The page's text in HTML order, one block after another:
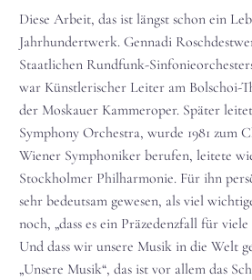
Diese Arbeit, das ist längst schon ein
Jahrhundertwerk. Gennadi
Staatlichen Rundfunk-
war Künstlerischer Leiter am Bolschoi-
der Moskauer Kammeroper. Später
Symphony Orchestra, wurde 1981 zum
Wiener Symphoniker berufen, leitete
Stockholmer Philharmonie. Für ihn
sehr bedeutsam gewesen, als viel
noch, „dass es ein Präzedenzfall für
Und dass wir unsere Musik in die Welt
„Unsere Musik“, das ist vor allem das